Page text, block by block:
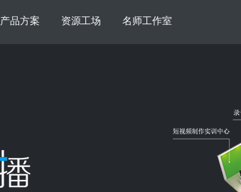
产品方案 资源工场 名师工作室